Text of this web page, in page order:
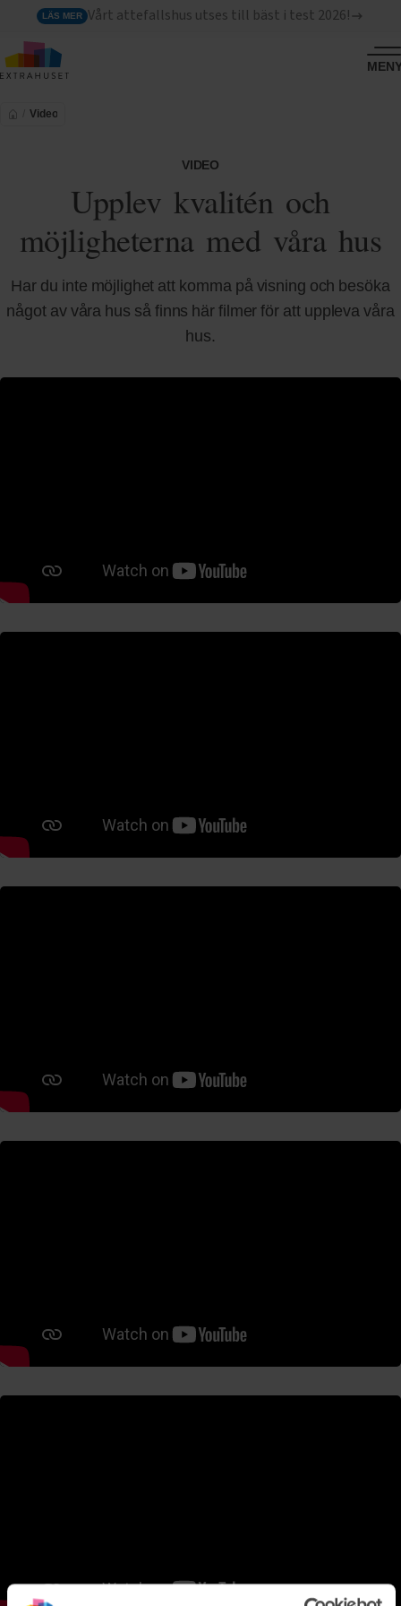
LÄS MER Vårt attefallshus utses till bäst i test 2026!
Video
VIDEO
Upplev kvalitén och
möjligheterna med våra hus
Har du inte möjlighet att komma på visning och besöka
något av våra hus så finns här filmer för att uppleva våra
hus.